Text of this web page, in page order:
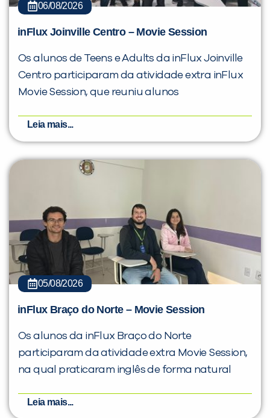
06/08/2026
inFlux Joinville Centro – Movie Session
Os alunos de Teens e Adults da inFlux Joinville
Centro participaram da atividade extra inFlux
Movie Session, que reuniu alunos
Leia mais...
05/08/2026
inFlux Braço do Norte – Movie Session
Os alunos da inFlux Braço do Norte
participaram da atividade extra Movie Session,
na qual praticaram inglês de forma natural
Leia mais...